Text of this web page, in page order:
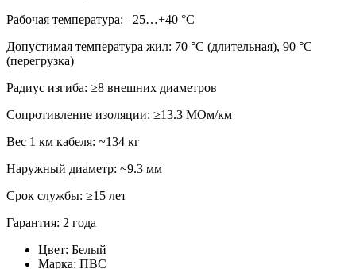
Рабочая температура: –25…+40 °C
Допустимая температура жил: 70 °C (длительная), 90 °C
(перегрузка)
Радиус изгиба: ≥8 внешних диаметров
Сопротивление изоляции: ≥13.3 МОм/км
Вес 1 км кабеля: ~134 кг
Наружный диаметр: ~9.3 мм
Срок службы: ≥15 лет
Гарантия: 2 года
Цвет: Белый
Марка: ПВС